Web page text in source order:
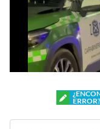
ERROR?